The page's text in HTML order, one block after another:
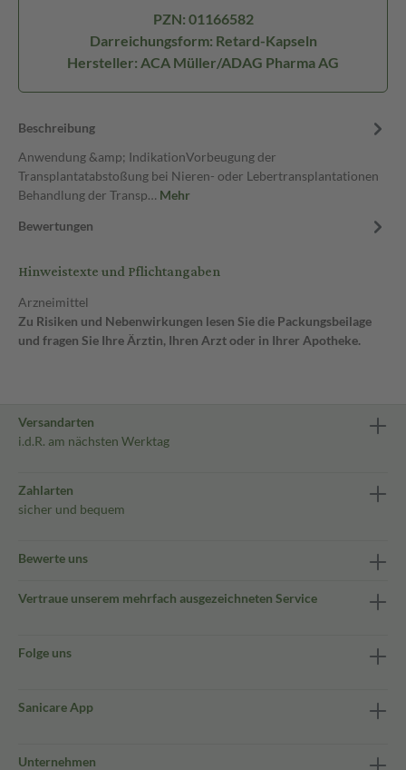
PZN: 01166582
Darreichungsform: Retard-Kapseln
Hersteller: ACA Müller/ADAG Pharma AG
Beschreibung
Anwendung &amp; IndikationVorbeugung der
Transplantatabstoßung bei Nieren- oder Lebertransplantationen
Behandlung der Transp… Mehr
Bewertungen
Hinweistexte und Pflichtangaben
Arzneimittel
Zu Risiken und Nebenwirkungen lesen Sie die Packungsbeilage
und fragen Sie Ihre Ärztin, Ihren Arzt oder in Ihrer Apotheke.
Versandarten
i.d.R. am nächsten Werktag
Zahlarten
sicher und bequem
Bewerte uns
Vertraue unserem mehrfach ausgezeichneten Service
Folge uns
Sanicare App
Unternehmen